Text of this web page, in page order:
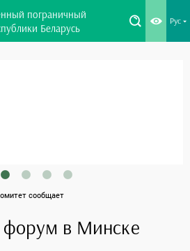
пограничный
Беларусь
Рус
сообщает
в Минске